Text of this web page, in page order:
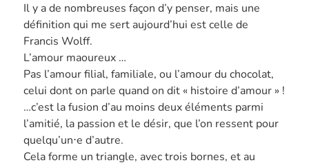
Il y a de nombreuses façon d’y penser, mais une
définition qui me sert aujourd’hui est celle de
Francis Wolff.
L’amour maoureux …
Pas l’amour filial, familiale, ou l’amour du chocolat,
celui dont on parle quand on dit « histoire d’amour » !
…c’est la fusion d’au moins deux éléments parmi
l’amitié, la passion et le désir, que l’on ressent pour
quelqu’un⋅e d’autre.
Cela forme un triangle, avec trois bornes, et au